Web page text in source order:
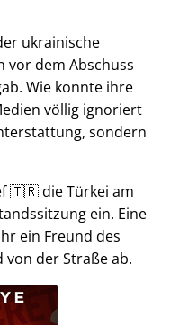
ukrainische
vor dem Abschuss
Wie konnte ihre
völlig ignoriert
sondern
🇹🇷 die Türkei am
ein. Eine
ein Freund des
der Straße ab.